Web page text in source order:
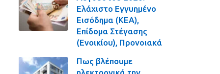
Ελάχιστο Εγγυημένο
Εισόδημα (ΚΕΑ),
Επίδομα Στέγασης
(Ενοικίου), Προνοιακά
Πως βλέπουμε